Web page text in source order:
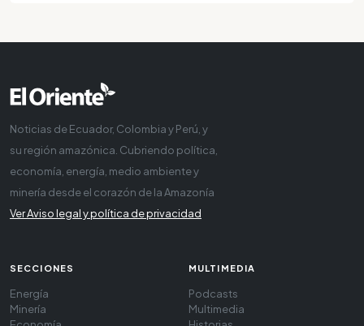
Noticias de Ecuador, Colombia y Perú, y
su región amazónica. Cubriendo política,
economía, energía, medio ambiente y
minería desde el corazón de la Amazonía
Ver Aviso legal y política de privacidad
SECCIONES
Energía
Minería
MULTIMEDIA
Podcasts
Multimedia